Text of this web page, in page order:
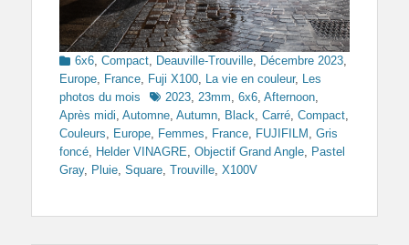
Categories
6x6 Compact Deauville-Trouville Décembre 2023
Europe France Fuji X100 La vie en couleur, Les
photos du mois
Tags2023 23mm 6x6 Afternoon
Après midi Automne Autumn Black Carré Compact
Couleurs
Europe Femmes France FUJIFILM Gris
foncé Helder VINAGRE Objectif Grand Angle Pastel
Gray, Pluie Square Trouville X100V